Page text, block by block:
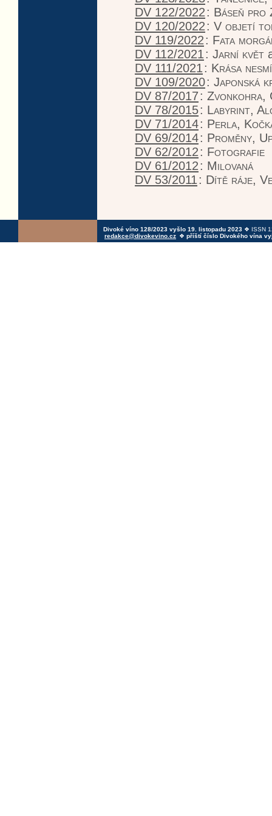
DV 122/2022: Báseň pro
DV 120/2022: V objetí
DV 119/2022: Fata
DV 112/2021: Jarní květ
DV 111/2021: Krása
DV 109/2020: Japonská
DV 87/2017: Zvonkohra,
DV 78/2015: Labyrint,
DV 71/2014: Perla,
DV 69/2014: Proměny,
DV 62/2012: Fotografie
DV 61/2012: Milovaná
DV 53/2011: Dítě ráje,
Divoké víno 128/2023 vyšlo 19. listopadu 2023 ❖ ISSN
redakce@divokevino.cz ❖ příští číslo Divokého vína